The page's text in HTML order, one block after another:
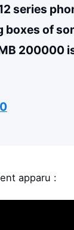
series
of
200000
apparu :